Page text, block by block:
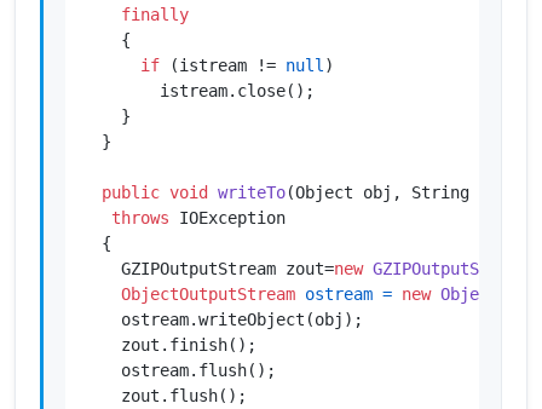
finally
    {
if (istream != null )
        istream.close();
    }
  }
public void writeTo(Object obj, String
throws IOException
  {
    GZIPOutputStream zout=
new GZIPOutputStream
ObjectOutputStream ostream = new
    ostream.writeObject(obj);
    zout.finish();
    ostream.flush();
    zout.flush();